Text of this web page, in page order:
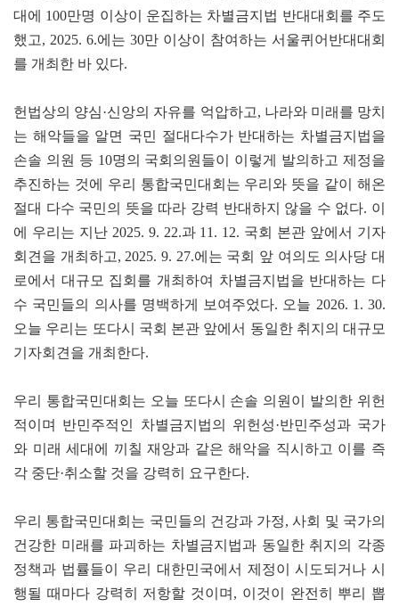
대에 100만명 이상이 운집하는 차별금지법 반대대회를 주도
했고, 2025. 6.에는 30만 이상이 참여하는 서울퀴어반대대회
를 개최한 바 있다.
헌법상의 양심·신앙의 자유를 억압하고, 나라와 미래를 망치
는 해악들을 알면 국민 절대다수가 반대하는 차별금지법을
손솔 의원 등 10명의 국회의원들이 이렇게 발의하고 제정을
추진하는 것에 우리 통합국민대회는 우리와 뜻을 같이 해온
절대 다수 국민의 뜻을 따라 강력 반대하지 않을 수 없다. 이
에 우리는 지난 2025. 9. 22.과 11. 12. 국회 본관 앞에서 기자
회견을 개최하고, 2025. 9. 27.에는 국회 앞 여의도 의사당 대
로에서 대규모 집회를 개최하여 차별금지법을 반대하는 다
수 국민들의 의사를 명백하게 보여주었다. 오늘 2026. 1. 30.
오늘 우리는 또다시 국회 본관 앞에서 동일한 취지의 대규모
기자회견을 개최한다.
우리 통합국민대회는 오늘 또다시 손솔 의원이 발의한 위헌
적이며 반민주적인 차별금지법의 위헌성·반민주성과 국가
와 미래 세대에 끼칠 재앙과 같은 해악을 직시하고 이를 즉
각 중단·취소할 것을 강력히 요구한다.
우리 통합국민대회는 국민들의 건강과 가정, 사회 및 국가의
건강한 미래를 파괴하는 차별금지법과 동일한 취지의 각종
정책과 법률들이 우리 대한민국에서 제정이 시도되거나 시
행될 때마다 강력히 저항할 것이며, 이것이 완전히 뿌리 뽑